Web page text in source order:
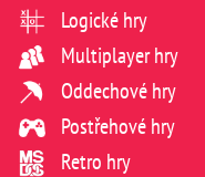
Logické hry
Multiplayer hry
Oddechové hry
Postřehové hry
Retro hry